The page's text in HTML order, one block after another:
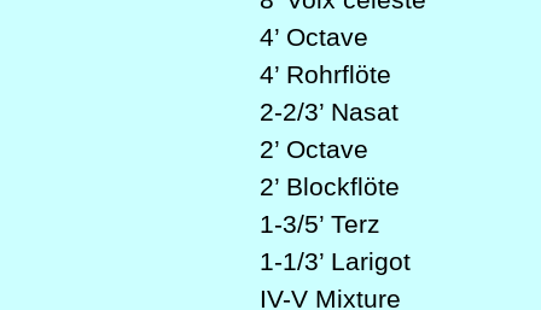
4’ Octave
4’ Rohrflöte
2-2/3’ Nasat
2’ Octave
2’ Blockflöte
1-3/5’ Terz
1-1/3’ Larigot
IV-V Mixture